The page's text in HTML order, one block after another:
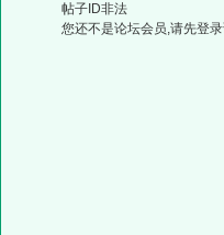
帖子ID非法
您还不是论坛会员,请先登